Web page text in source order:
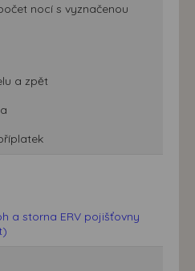
nocí s vyznačenou
a zpět
a storna ERV pojišťovny